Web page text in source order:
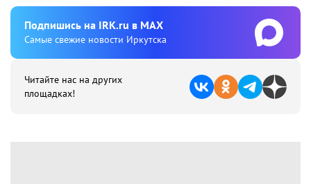
Подпишиcь на IRK.ru в MAX
Cамые свежие новости Иркутска
Читайте нас на других
площадках!